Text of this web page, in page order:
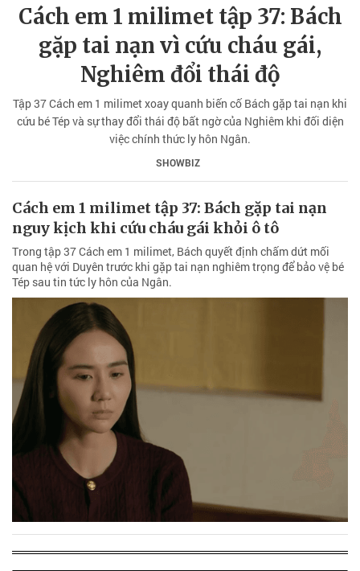
Cách em 1 milimet tập 37: Bách
gặp tai nạn vì cứu cháu gái,
Nghiêm đổi thái độ
Tập 37 Cách em 1 milimet xoay quanh biến cố Bách gặp tai nạn khi
cứu bé Tép và sự thay đổi thái độ bất ngờ của Nghiêm khi đối diện
việc chính thức ly hôn Ngân.
SHOWBIZ
Cách em 1 milimet tập 37: Bách gặp tai nạn
nguy kịch khi cứu cháu gái khỏi ô tô
Trong tập 37 Cách em 1 milimet, Bách quyết định chấm dứt mối
quan hệ với Duyên trước khi gặp tai nạn nghiêm trọng để bảo vệ bé
Tép sau tin tức ly hôn của Ngân.